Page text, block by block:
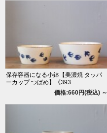
保存容器になる小鉢【美濃焼 タッパ
ーカップ つばめ】《393...
価格:660円(税込) ～